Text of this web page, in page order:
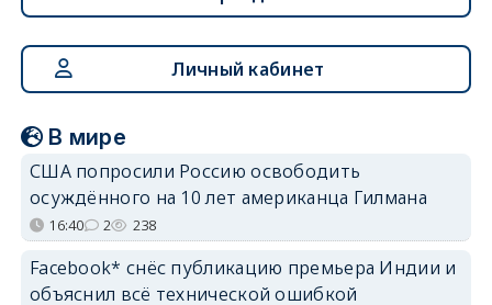
Личный кабинет
В мире
США попросили Россию освободить
осуждённого на 10 лет американца Гилмана
16:40 2 238
Facebook* снёс публикацию премьера Индии и
объяснил всё технической ошибкой